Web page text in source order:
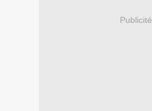
Publicité